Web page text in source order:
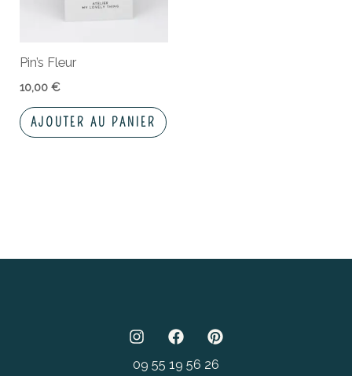
Pin’s Fleur
10,00€
AJOUTER AU PANIER
09 55 19 56 26